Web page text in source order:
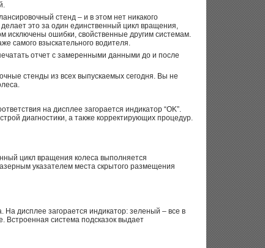
стенд – и в этом нет никакого
это за один единственный цикл вращения,
исключены ошибки, свойственные другим системам.
самого взыскательного водителя.
отчет с замеренными данными до и после
стенды из всех выпускаемых сегодня. Вы не
на дисплее загорается индикатор “OK”.
диагностики, а также корректирующих процедур.
цикл вращения колеса выполняется
указателем места скрытого размещения
На дисплее загорается индикатор: зеленый – все в
Встроенная система подсказок выдает